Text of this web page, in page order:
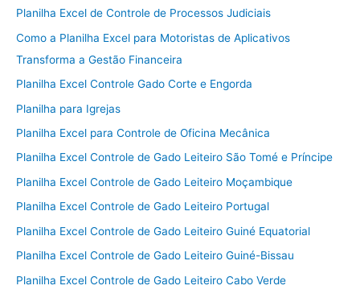
Planilha Excel de Controle de Processos Judiciais
Como a Planilha Excel para Motoristas de Aplicativos
Transforma a Gestão Financeira
Planilha Excel Controle Gado Corte e Engorda
Planilha para Igrejas
Planilha Excel para Controle de Oficina Mecânica
Planilha Excel Controle de Gado Leiteiro São Tomé e Príncipe
Planilha Excel Controle de Gado Leiteiro Moçambique
Planilha Excel Controle de Gado Leiteiro Portugal
Planilha Excel Controle de Gado Leiteiro Guiné Equatorial
Planilha Excel Controle de Gado Leiteiro Guiné-Bissau
Planilha Excel Controle de Gado Leiteiro Cabo Verde